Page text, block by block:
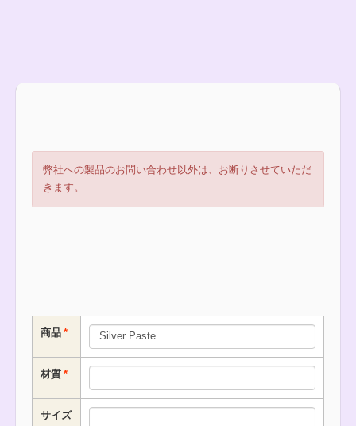
弊社への製品のお問い合わせ以外は、お断りさせていただ
きます。
商品
材質
サイズ